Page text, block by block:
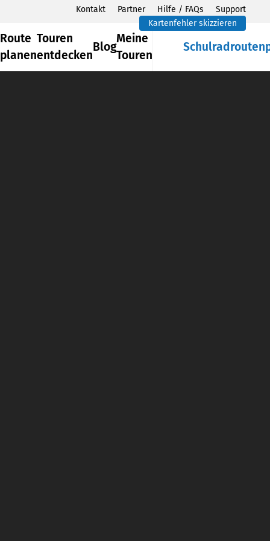
Kontakt Partner Hilfe / FAQs
Support
Kartenfehler skizzieren
Route
planen
Touren
entdecken
Blog
Meine
Touren